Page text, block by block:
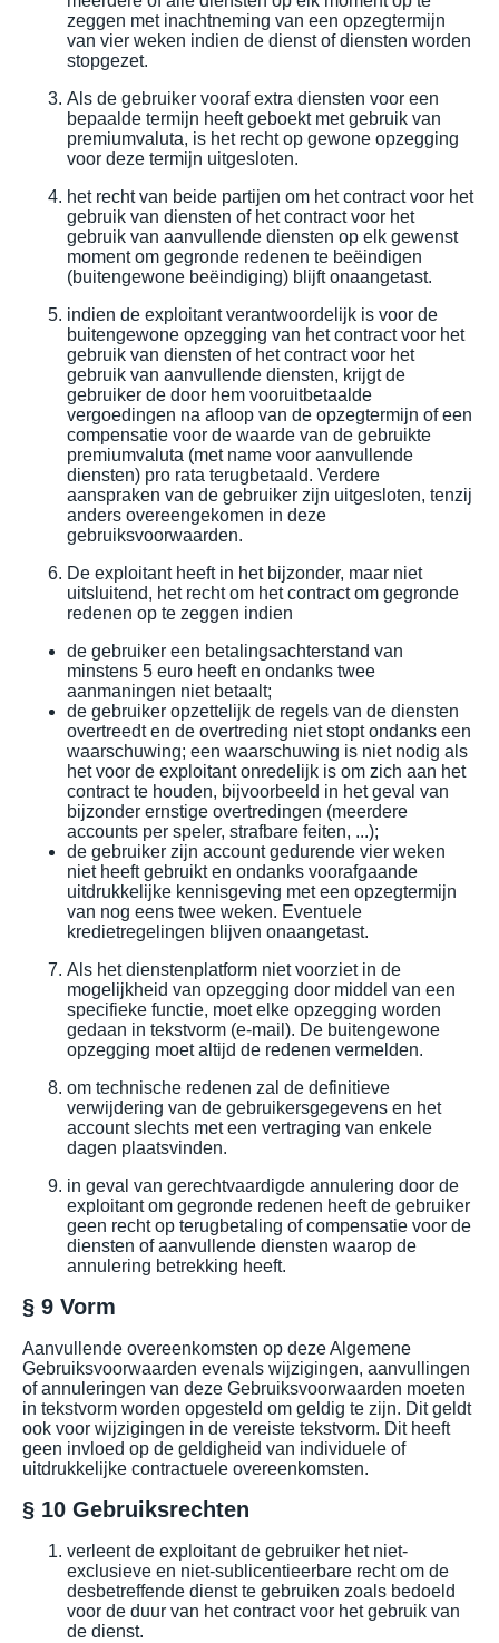
zeggen met inachtneming van een opzegtermijn
van vier weken indien de dienst of diensten worden
stopgezet.
Als de gebruiker vooraf extra diensten voor een
bepaalde termijn heeft geboekt met gebruik van
premiumvaluta, is het recht op gewone opzegging
voor deze termijn uitgesloten.
het recht van beide partijen om het contract voor het
gebruik van diensten of het contract voor het
gebruik van aanvullende diensten op elk gewenst
moment om gegronde redenen te beëindigen
(buitengewone beëindiging) blijft onaangetast.
indien de exploitant verantwoordelijk is voor de
buitengewone opzegging van het contract voor het
gebruik van diensten of het contract voor het
gebruik van aanvullende diensten, krijgt de
gebruiker de door hem vooruitbetaalde
vergoedingen na afloop van de opzegtermijn of een
compensatie voor de waarde van de gebruikte
premiumvaluta (met name voor aanvullende
diensten) pro rata terugbetaald. Verdere
aanspraken van de gebruiker zijn uitgesloten, tenzij
anders overeengekomen in deze
gebruiksvoorwaarden.
De exploitant heeft in het bijzonder, maar niet
uitsluitend, het recht om het contract om gegronde
redenen op te zeggen indien
de gebruiker een betalingsachterstand van
minstens 5 euro heeft en ondanks twee
aanmaningen niet betaalt;
de gebruiker opzettelijk de regels van de diensten
overtreedt en de overtreding niet stopt ondanks een
waarschuwing; een waarschuwing is niet nodig als
het voor de exploitant onredelijk is om zich aan het
contract te houden, bijvoorbeeld in het geval van
bijzonder ernstige overtredingen (meerdere
accounts per speler, strafbare feiten, ...);
de gebruiker zijn account gedurende vier weken
niet heeft gebruikt en ondanks voorafgaande
uitdrukkelijke kennisgeving met een opzegtermijn
van nog eens twee weken. Eventuele
kredietregelingen blijven onaangetast.
Als het dienstenplatform niet voorziet in de
mogelijkheid van opzegging door middel van een
specifieke functie, moet elke opzegging worden
gedaan in tekstvorm (e-mail). De buitengewone
opzegging moet altijd de redenen vermelden.
om technische redenen zal de definitieve
verwijdering van de gebruikersgegevens en het
account slechts met een vertraging van enkele
dagen plaatsvinden.
in geval van gerechtvaardigde annulering door de
exploitant om gegronde redenen heeft de gebruiker
geen recht op terugbetaling of compensatie voor de
diensten of aanvullende diensten waarop de
annulering betrekking heeft.
§ 9 Vorm
Aanvullende overeenkomsten op deze Algemene
Gebruiksvoorwaarden evenals wijzigingen, aanvullingen
of annuleringen van deze Gebruiksvoorwaarden moeten
in tekstvorm worden opgesteld om geldig te zijn. Dit geldt
ook voor wijzigingen in de vereiste tekstvorm. Dit heeft
geen invloed op de geldigheid van individuele of
uitdrukkelijke contractuele overeenkomsten.
§ 10 Gebruiksrechten
verleent de exploitant de gebruiker het niet-
exclusieve en niet-sublicentieerbare recht om de
desbetreffende dienst te gebruiken zoals bedoeld
voor de duur van het contract voor het gebruik van
de dienst.